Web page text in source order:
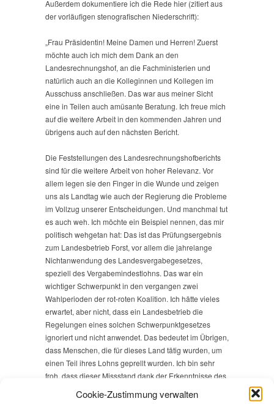
Cookie-Zustimmung verwalten
Außerdem dokumentiere ich die Rede hier (zitiert aus
der vorläufigen stenografischen Niederschrift):
„Frau Präsidentin! Meine Damen und Herren! Zuerst
möchte auch ich mich dem Dank an den
Landesrechnungshof, an die Fachministerien und
natürlich auch an die Kolleginnen und Kollegen im
Ausschuss anschließen. Das war aus meiner Sicht
eine in Teilen auch amüsante Beratung. Ich freue mich
auf die weitere Arbeit in den kommenden Jahren und
übrigens auch auf den nächsten Bericht.
Die Feststellungen des Landesrechnungshofberichts
sind für die weitere Arbeit von hoher Relevanz. Vor
allem legen sie den Finger in die Wunde und zeigen
uns als Landtag wie auch der Regierung die Probleme
im Vollzug unserer Entscheidungen. Und manchmal tut
es auch weh. Ich möchte ein Beispiel nennen, das mir
politisch wehgetan hat: Das ist das Prüfungsergebnis
zum Landesbetrieb Forst, vor allem die jahrelange
Nichtanwendung des Landesvergabegesetzes,
speziell des Vergabemindestlohns. Das war ein
wichtiger Schwerpunkt in den vergangen zwei
Wahlperioden der rot-roten Koalition. Ich hätte vieles
erwartet, aber nicht, dass ein Landesbetrieb die
Regelungen eines solchen Schwerpunktgesetzes
ignoriert und nicht anwendet. Das bedeutet im Übrigen,
dass Menschen, die für dieses Land tätig wurden, um
einen Teil ihres Lohns geprellt wurden. Ich bin sehr
froh, dass dieser Missstand dank der Erkenntnisse des